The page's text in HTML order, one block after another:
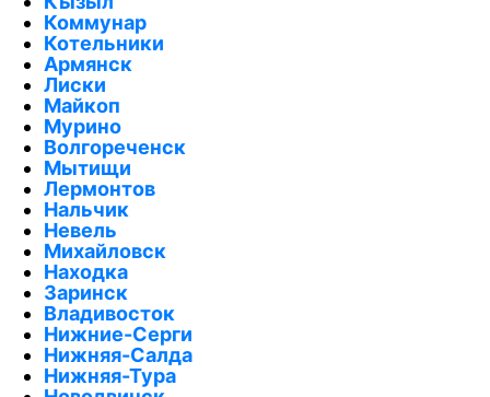
Коммунар
Котельники
Армянск
Лиски
Майкоп
Мурино
Волгореченск
Мытищи
Лермонтов
Нальчик
Невель
Михайловск
Находка
Заринск
Владивосток
Нижние-Серги
Нижняя-Салда
Нижняя-Тура